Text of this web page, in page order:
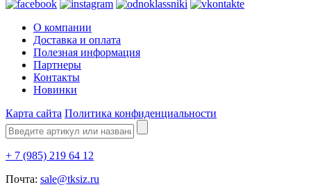
О компании
Доставка и оплата
Полезная информация
Партнеры
Контакты
Новинки
Карта сайта Политика конфиденциальности
+ 7 (985) 219 64 12
Почта: sale@tksiz.ru